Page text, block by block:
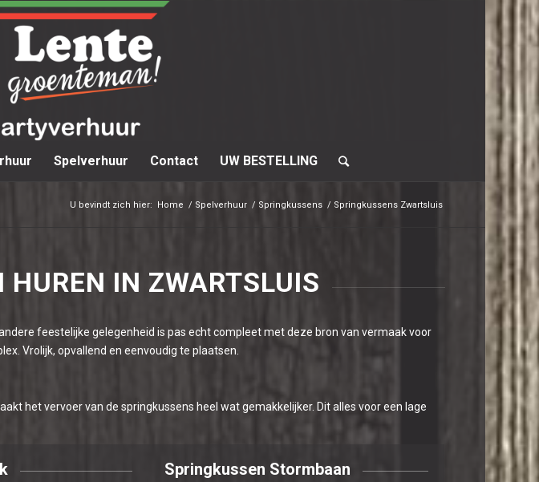
Spelverhuur Contact UW BESTELLING
U bevindt zich hier: Home / Spelverhuur / Springkussens / Springkussens Zwartsluis
IN ZWARTSLUIS
feestelijke gelegenheid is pas echt compleet met deze bron van vermaak voor
Vrolijk, opvallend en eenvoudig te plaatsen.
het vervoer van de springkussens heel wat gemakkelijker. Dit alles voor een lage
Springkussen Stormbaan